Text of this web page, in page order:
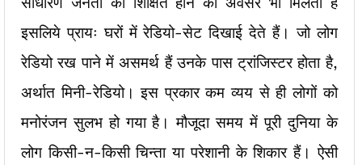
इसलिये प्रायः घरों में रेडियो-सेट दिखाई देते हैं। जो लोग
रेडियो रख पाने में असमर्थ हैं उनके पास ट्रांजिस्टर होता है,
अर्थात मिनी-रेडियो। इस प्रकार कम व्यय से ही लोगों को
मनोरंजन सुलभ हो गया है। मौजूदा समय में पूरी दुनिया के
लोग किसी-न-किसी चिन्ता या परेशानी के शिकार हैं। ऐसी